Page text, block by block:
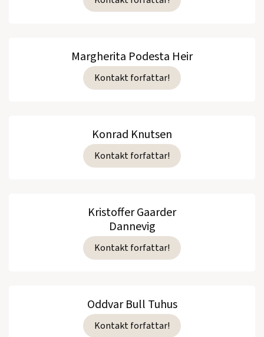
Margherita Podesta Heir
Kontakt forfattar!
Konrad Knutsen
Kontakt forfattar!
Kristoffer Gaarder
Dannevig
Kontakt forfattar!
Oddvar Bull Tuhus
Kontakt forfattar!